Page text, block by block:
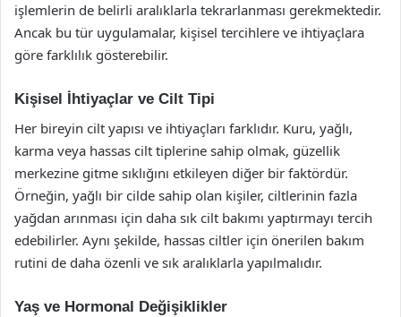
işlemlerin de belirli aralıklarla tekrarlanması gerekmektedir.
Ancak bu tür uygulamalar, kişisel tercihlere ve ihtiyaçlara
göre farklılık gösterebilir.
Kişisel İhtiyaçlar ve Cilt Tipi
Her bireyin cilt yapısı ve ihtiyaçları farklıdır. Kuru, yağlı,
karma veya hassas cilt tiplerine sahip olmak, güzellik
merkezine gitme sıklığını etkileyen diğer bir faktördür.
Örneğin, yağlı bir cilde sahip olan kişiler, ciltlerinin fazla
yağdan arınması için daha sık cilt bakımı yaptırmayı tercih
edebilirler. Aynı şekilde, hassas ciltler için önerilen bakım
rutini de daha özenli ve sık aralıklarla yapılmalıdır.
Yaş ve Hormonal Değişiklikler